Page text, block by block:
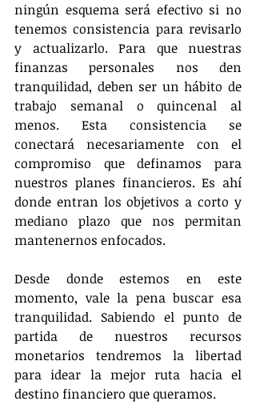
ningún esquema será efectivo si no
tenemos consistencia para revisarlo
y actualizarlo. Para que nuestras
finanzas personales nos den
tranquilidad, deben ser un hábito de
trabajo semanal o quincenal al
menos. Esta consistencia se
conectará necesariamente con el
compromiso que definamos para
nuestros planes financieros. Es ahí
donde entran los objetivos a corto y
mediano plazo que nos permitan
mantenernos enfocados.
Desde donde estemos en este
momento, vale la pena buscar esa
tranquilidad. Sabiendo el punto de
partida de nuestros recursos
monetarios tendremos la libertad
para idear la mejor ruta hacia el
destino financiero que queramos.